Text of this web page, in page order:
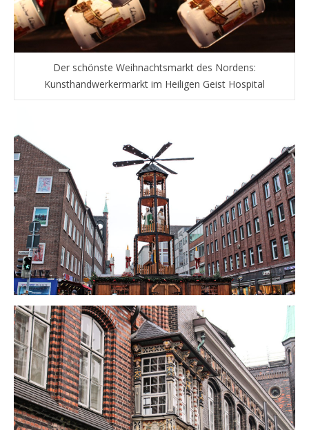
Der schönste Weihnachtsmarkt des Nordens:
Kunsthandwerkermarkt im Heiligen Geist Hospital